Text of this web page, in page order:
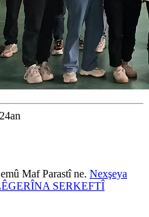
Maf Parastî ne. Nexşeya
SERKEFTÎ